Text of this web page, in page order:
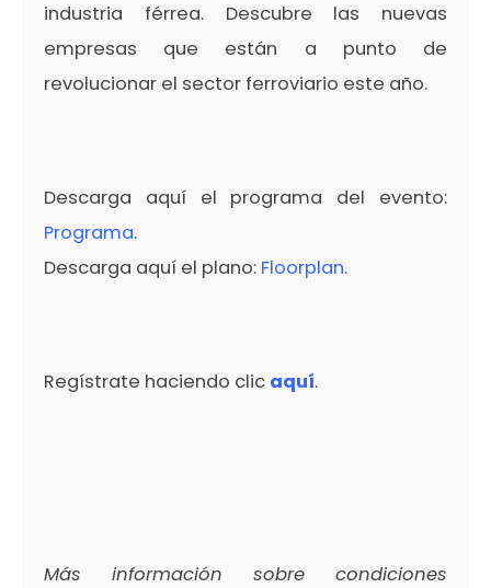
industria férrea. Descubre las nuevas
empresas que están a punto de
revolucionar el sector ferroviario este año.
Descarga aquí el programa del evento:
Programa.
Descarga aquí el plano: Floorplan.
Regístrate haciendo clic aquí.
Más información sobre condiciones